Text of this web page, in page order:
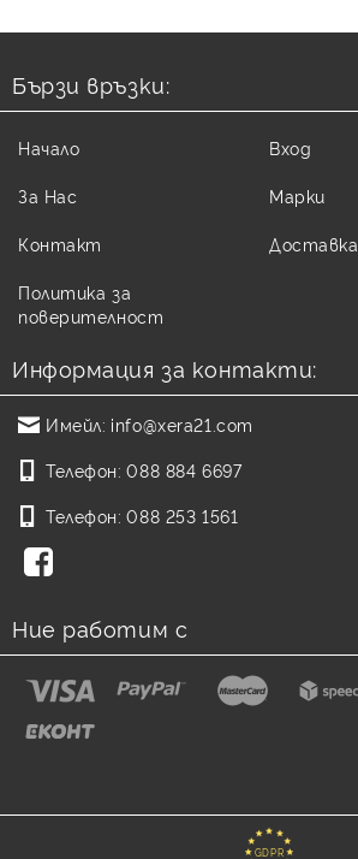
Бързи връзки:
Начало
За Нас
Контакт
Политика за
поверителност
Вход
Марки
Доставка
Информация за контакти:
Имейл: info@xera21.com
Телефон: 088 884 6697
Телефон: 088 253 1561
Ние работим с
GDPR